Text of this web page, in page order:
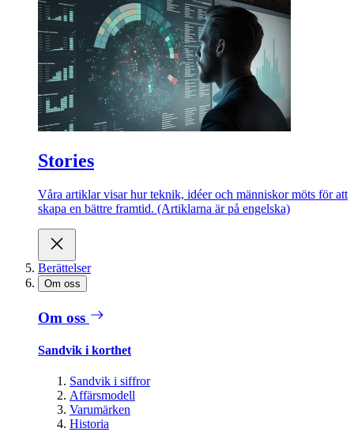
Stories
Våra artiklar visar hur teknik, idéer och människor möts för att
skapa en bättre framtid. (Artiklarna är på engelska)
Berättelser
Om oss
Om oss
Sandvik i korthet
Sandvik i siffror
Affärsmodell
Varumärken
Historia